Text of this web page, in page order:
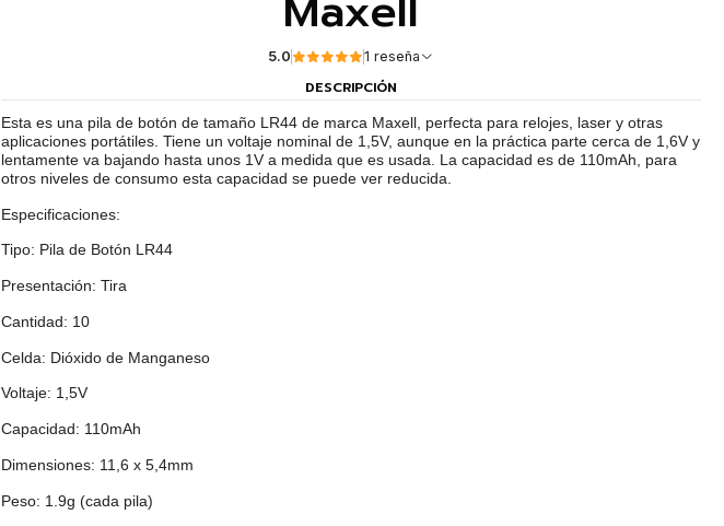
5.0 1 reseña
DESCRIPCIÓN
Esta es una pila de botón de tamaño LR44 de marca Maxell, perfecta para relojes, laser y otras
aplicaciones portátiles. Tiene un voltaje nominal de 1,5V, aunque en la práctica parte cerca de 1,6V y
lentamente va bajando hasta unos 1V a medida que es usada. La capacidad es de 110mAh, para
otros niveles de consumo esta capacidad se puede ver reducida.
Especificaciones:
Tipo: Pila de Botón LR44
Presentación: Tira
Cantidad: 10
Celda: Dióxido de Manganeso
Voltaje: 1,5V
Capacidad: 110mAh
Dimensiones: 11,6 x 5,4mm
Peso: 1.9g (cada pila)